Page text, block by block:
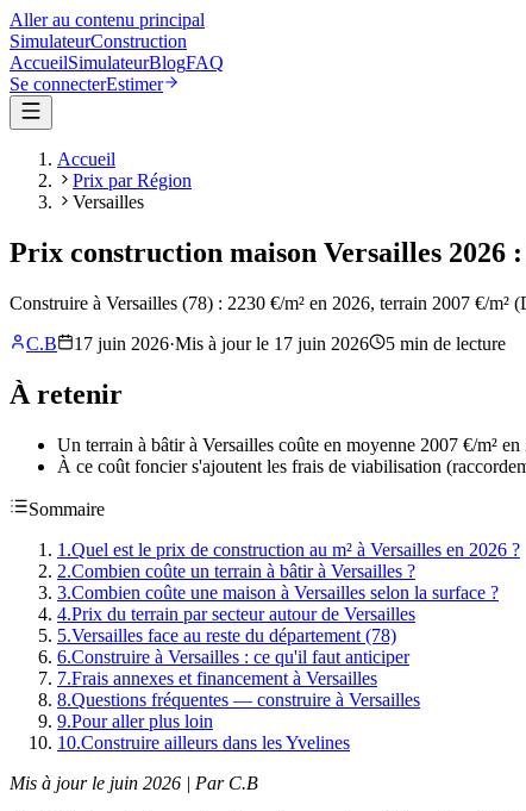
Aller au contenu principal
SimulateurConstruction
AccueilSimulateurBlogFAQ
Se connecterEstimer
Accueil
Prix par Région
Versailles
Prix construction maison Versailles 2026 :
Construire à Versailles (78) : 2230 €/m² en 2026, terrain 2007 €/
C.B
17 juin 2026·Mis à jour le 17 juin 2026 5 min de lecture
À retenir
Un terrain à bâtir à Versailles coûte en moyenne 2007 €/m²
À ce coût foncier s'ajoutent les frais de viabilisation
Sommaire
1 .Quel est le prix de construction au m² à Versailles en 2026 ?
2.Combien coûte un terrain à bâtir à Versailles ?
3.Combien coûte une maison à Versailles selon la surface ?
4.Prix du terrain par secteur autour de Versailles
5.Versailles face au reste du département (78)
6.Construire à Versailles : ce qu'il faut anticiper
7.Frais annexes et financement à Versailles
8.Questions fréquentes — construire à Versailles
9.Pour aller plus loin
10.Construire ailleurs dans les Yvelines
Mis à jour le juin 2026 | Par C.B